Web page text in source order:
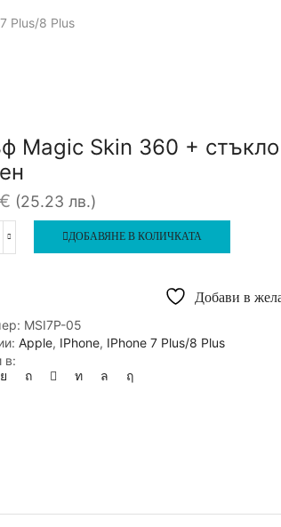
Plus/8 Plus
Magic Skin 360 +
€ (25.23 лв.)
ДОБАВЯНЕ В КОЛИЧКАТА
Добави в
MSI7P-05
Apple, IPhone, IPhone 7 Plus/8 Plus
в: